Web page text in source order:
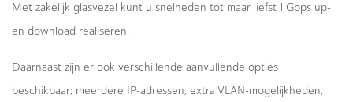
Met zakelijk glasvezel kunt u snelheden tot maar liefst 1 Gbps up-
en download realiseren.
Daarnaast zijn er ook verschillende aanvullende opties
beschikbaar; meerdere IP-adressen, extra VLAN-mogelijkheden,